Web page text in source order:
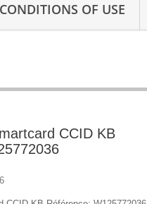
OF USE
CCID KB